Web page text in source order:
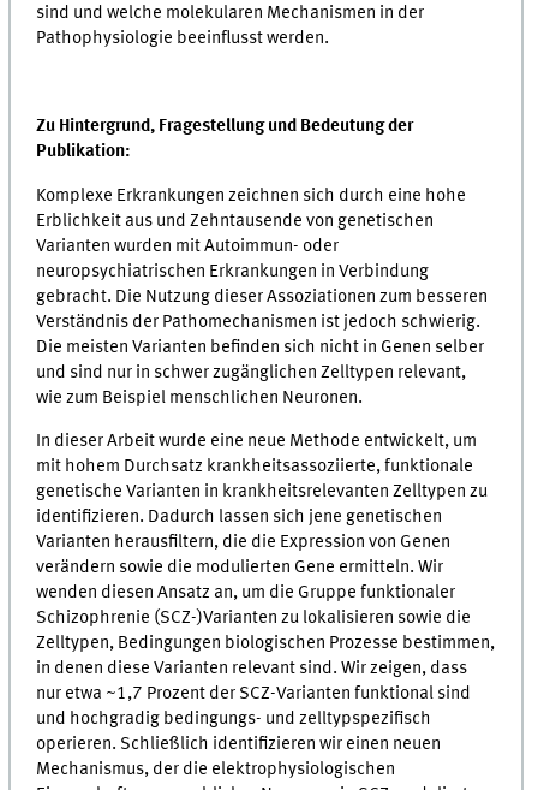
sind und welche molekularen Mechanismen in der
Pathophysiologie beeinflusst werden.
Zu Hintergrund, Fragestellung und Bedeutung der
Publikation:
Komplexe Erkrankungen zeichnen sich durch eine hohe
Erblichkeit aus und Zehntausende von genetischen
Varianten wurden mit Autoimmun- oder
neuropsychiatrischen Erkrankungen in Verbindung
gebracht. Die Nutzung dieser Assoziationen zum besseren
Verständnis der Pathomechanismen ist jedoch schwierig.
Die meisten Varianten befinden sich nicht in Genen selber
und sind nur in schwer zugänglichen Zelltypen relevant,
wie zum Beispiel menschlichen Neuronen.
In dieser Arbeit wurde eine neue Methode entwickelt, um
mit hohem Durchsatz krankheitsassoziierte, funktionale
genetische Varianten in krankheitsrelevanten Zelltypen zu
identifizieren. Dadurch lassen sich jene genetischen
Varianten herausfiltern, die die Expression von Genen
verändern sowie die modulierten Gene ermitteln. Wir
wenden diesen Ansatz an, um die Gruppe funktionaler
Schizophrenie (SCZ-)Varianten zu lokalisieren sowie die
Zelltypen, Bedingungen biologischen Prozesse bestimmen,
in denen diese Varianten relevant sind. Wir zeigen, dass
nur etwa ~1,7 Prozent der SCZ-Varianten funktional sind
und hochgradig bedingungs- und zelltypspezifisch
operieren. Schließlich identifizieren wir einen neuen
Mechanismus, der die elektrophysiologischen